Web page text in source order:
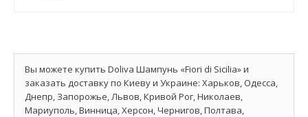
Вы можете купить Doliva Шампунь «Fiori di Sicilia» и
заказать доставку по Киеву и Украине: Харьков, Одесса,
Днепр, Запорожье, Львов, Кривой Рог, Николаев,
Мариуполь, Винница, Херсон, Чернигов, Полтава,